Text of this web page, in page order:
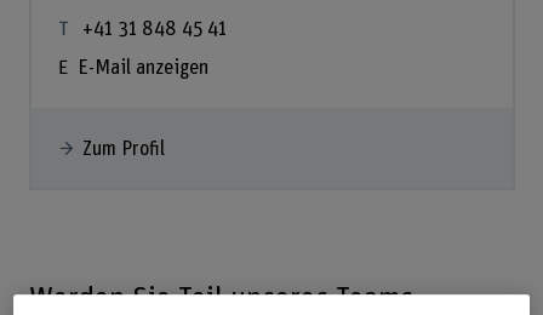
+41 31 848 45 41
E-Mail anzeigen
Zum Profil
Werden Sie Teil unseres Teams